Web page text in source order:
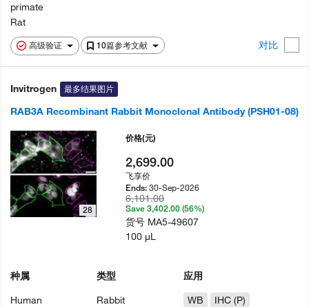
高级验证 10篇参考文献 对比
primate
Rat
Invitrogen 最多结果图片
RAB3A Recombinant Rabbit Monoclonal Antibody (PSH01-08)
28
种属
Human
类型
Rabbit
应用
WB
IHC (P)
价格(元)
2,699.00
飞享价
Ends:30-Sep-2026
6,101.00
Save 3,402.00 (56%)
货号 MA5-49607
100 µL